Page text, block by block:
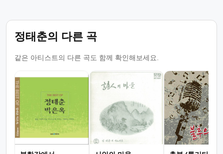
정태춘의 다른 곡
같은 아티스트의 다른 곡도 함께 확인해보세요.